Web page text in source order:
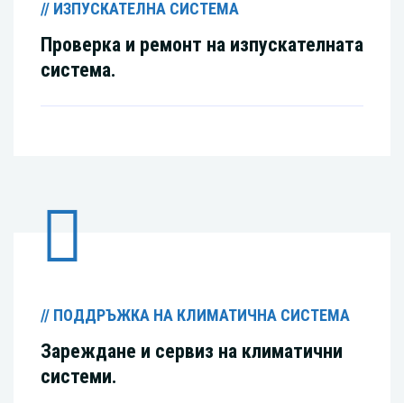
// ИЗПУСКАТЕЛНА СИСТЕМА
Проверка и ремонт на изпускателната
система.
// ПОДДРЪЖКА НА КЛИМАТИЧНА СИСТЕМА
Зареждане и сервиз на климатични
системи.